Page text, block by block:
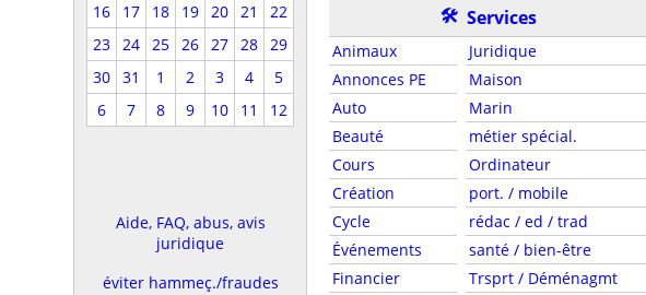
16
17 18 19 20 21
22
23 24 25 26 27 28 29
30 31 1 2 3 4
5
6
7 8 9 10 11 12
Aide, FAQ, abus, avis
juridique
éviter hammeç./fraudes
🛠 Services
Animaux
Annonces PE
Auto
Beauté
Cours
Création
Cycle
Événements
Financier
Juridique
Maison
Marin
métier spécial.
Ordinateur
port. / mobile
rédac / ed / trad
santé / bien-être
Trsprt / Déménagmt